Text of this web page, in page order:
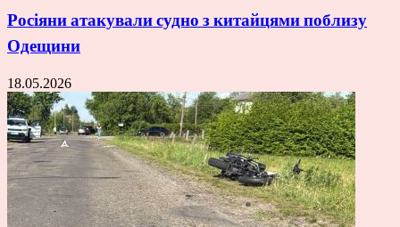
Росіяни атакували судно з китайцями поблизу
Одещини
18.05.2026